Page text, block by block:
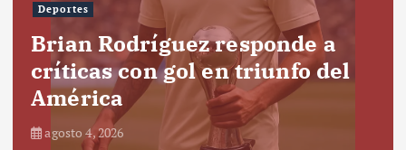
Deportes
Brian Rodríguez responde a
críticas con gol en triunfo del
América
agosto 4, 2026